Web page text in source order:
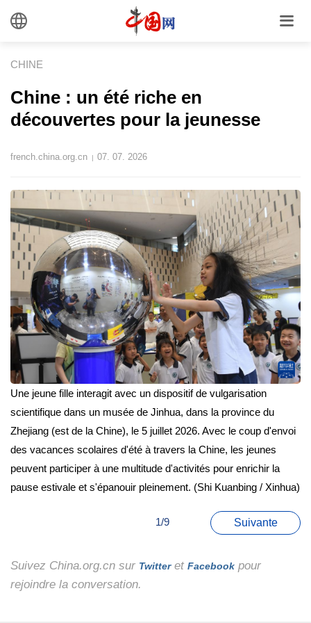
CHINE
Chine : un été riche en
découvertes pour la jeunesse
french.china.org.cn | 07. 07. 2026
Une jeune fille interagit avec un dispositif de vulgarisation
scientifique dans un musée de Jinhua, dans la province du
Zhejiang (est de la Chine), le 5 juillet 2026. Avec le coup d'envoi
des vacances scolaires d'été à travers la Chine, les jeunes
peuvent participer à une multitude d'activités pour enrichir la
pause estivale et s'épanouir pleinement. (Shi Kuanbing / Xinhua)
1/9 Suivante
Suivez China.org.cn sur Twitteret Facebook pour
rejoindre la conversation.